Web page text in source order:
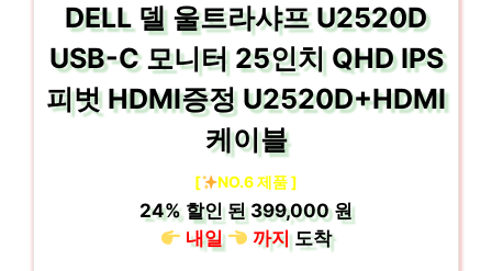
DELL 델 울트라샤프 U2520D
USB-C 모니터 25인치 QHD IPS
피벗 HDMI증정 U2520D+HDMI
케이블
[ NO.6 제품 ]
24%할인 된399,000 원
내일
까지도착